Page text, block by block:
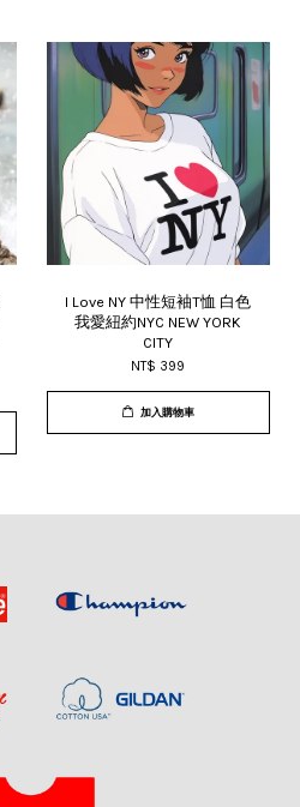
I Love NY 中性短袖T恤 白色
我愛紐約NYC NEW YORK
CITY
NT$ 399
加入購物車